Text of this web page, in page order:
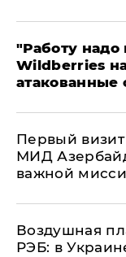
"Работу надо
Wildberries
атакованные
Первый
МИД
важной
Воздушная
РЭБ: в